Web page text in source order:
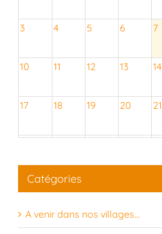
3 4 5 6 7
10 11 12 13 14
17 18 19 20 21
31 1
Catégories
A venir dans nos villages…